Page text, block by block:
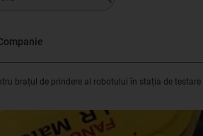
brațul de prindere al robotului în stația de testare